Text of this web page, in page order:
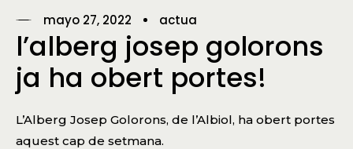
mayo 27, 2022 actua
l’alberg josep golorons
ja ha obert portes!
L’Alberg Josep Golorons, de l’Albiol, ha obert portes
aquest cap de setmana.